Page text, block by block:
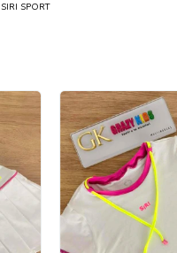
SIRI SPORT